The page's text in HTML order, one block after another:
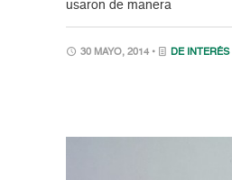
usaron de manera
30 MAYO, 2014 • DE INTERÉS